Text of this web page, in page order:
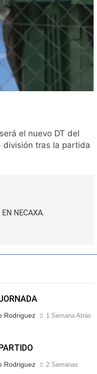
el nuevo DT del
división tras la partida
NECAXA.
Rodriguez 1 Semana Atrás
Rodriguez
2 Semanas